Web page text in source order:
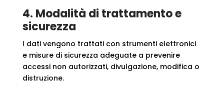
4. Modalità di trattamento e
sicurezza
I dati vengono trattati con strumenti elettronici
e misure di sicurezza adeguate a prevenire
accessi non autorizzati, divulgazione, modifica o
distruzione.